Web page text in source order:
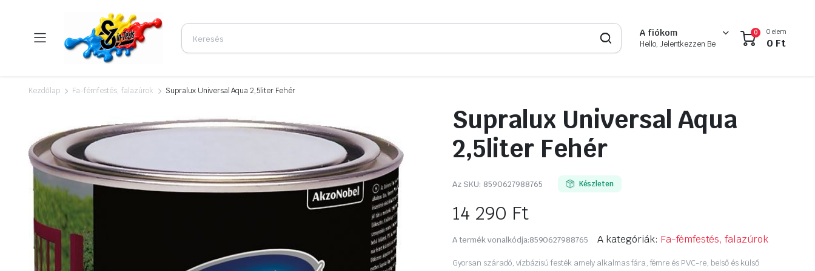
A fiókom
Hello, Jelentkezzen Be
0 0 elem
0 Ft
Kezdőlap Fa-fémfestés, falazúrok Supralux Universal Aqua 2,5liter Fehér
Supralux Universal Aqua
2,5liter Fehér
Az SKU: 8590627988765 Készleten
14 290 Ft
A termék vonalkódja:8590627988765 A kategóriák: Fa-fémfestés, falazúrok
Gyorsan száradó, vízbázisú festék amely alkalmas fára, fémre és PVC-re, belső és külső